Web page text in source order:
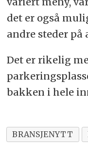
det er også
andre steder på
Det er rikelig
bakken i hele
BRANSJENYTT